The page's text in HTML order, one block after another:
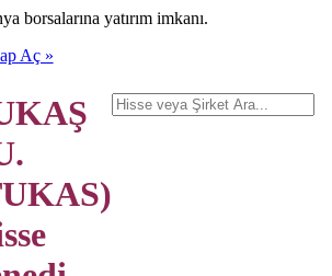
borsalarına yatırım imkanı.
Aç »